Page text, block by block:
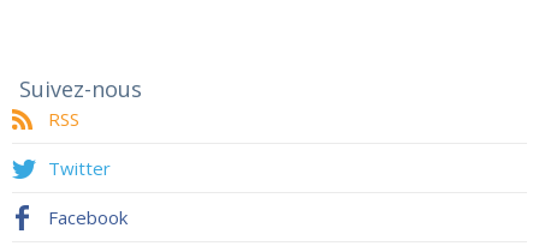
Suivez-nous
RSS
Twitter
Facebook